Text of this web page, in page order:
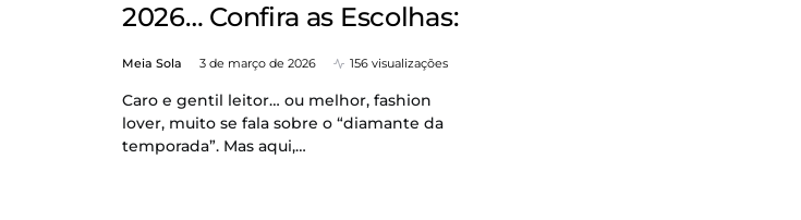
2026… Confira as Escolhas:
Meia Sola 3 de março de 2026 156 visualizações
Caro e gentil leitor… ou melhor, fashion
lover, muito se fala sobre o “diamante da
temporada”. Mas aqui,…